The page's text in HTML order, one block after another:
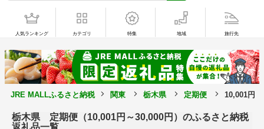
人気ランキング カテゴリ 特集 地域 旅行先
JRE MALLふるさと納税 関東 栃木県 定期便 10,001円
栃木県 定期便（10,001円～30,000円）のふるさと納税
返礼品一覧